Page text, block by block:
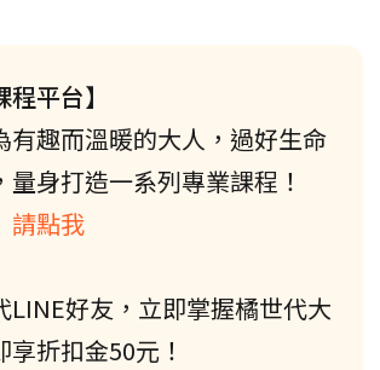
程平台】
有趣而溫暖的大人，過好生命
量身打造一系列專業課程！
請點我
LINE好友，立即掌握橘世代大
折扣金50元！